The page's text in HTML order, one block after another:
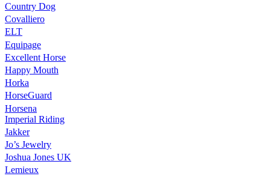
Country Dog
Covalliero
ELT
Equipage
Excellent Horse
Happy Mouth
Horka
HorseGuard
Horsena
Imperial Riding
Jakker
Jo’s Jewelry
Joshua Jones UK
Lemieux